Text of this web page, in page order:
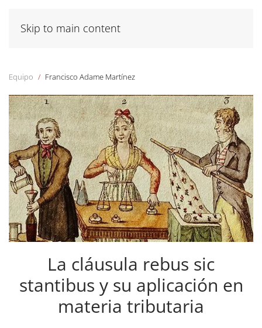
Skip to main content
Equipo Francisco Adame Martínez
La cláusula rebus sic
stantibus y su aplicación en
materia tributaria